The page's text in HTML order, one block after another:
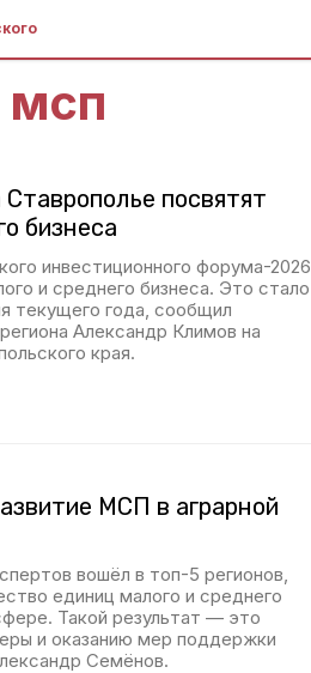
мсп
посвятят
бизнеса
инвестиционного форума-2026
и среднего бизнеса. Это стало
текущего года, сообщил
Александр Климов на
края.
МСП в аграрной
вошёл в топ-5 регионов,
единиц малого и среднего
Такой результат — это
и оказанию мер поддержки
Семёнов.